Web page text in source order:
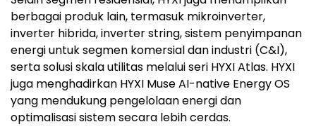
berbagai produk lain, termasuk mikroinverter,
inverter hibrida, inverter string, sistem penyimpanan
energi untuk segmen komersial dan industri (C&I),
serta solusi skala utilitas melalui seri HYXI Atlas. HYXI
juga menghadirkan HYXI Muse AI-native Energy OS
yang mendukung pengelolaan energi dan
optimalisasi sistem secara lebih cerdas.